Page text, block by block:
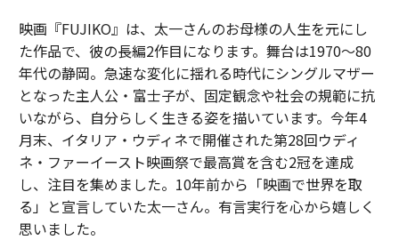
映画『FUJIKO』は、太一さんのお母様の人生を元にし
た作品で、彼の長編2作目になります。舞台は1970～80
年代の静岡。急速な変化に揺れる時代にシングルマザー
となった主人公・富士子が、固定観念や社会の規範に抗
いながら、自分らしく生きる姿を描いています。今年4
月末、イタリア・ウディネで開催された第28回ウディ
ネ・ファーイースト映画祭で最高賞を含む2冠を達成
し、注目を集めました。10年前から「映画で世界を取
る」と宣言していた太一さん。有言実行を心から嬉しく
思いました。